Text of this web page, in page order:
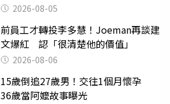
2026-08-05
前員工才轉投李多慧！Joeman再談建
文爆紅 認「很清楚他的價值」
2026-08-06
15歲倒追27歲男！交往1個月懷孕
36歲當阿嬤故事曝光